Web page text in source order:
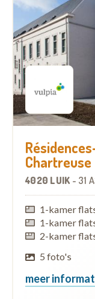
Chartreuse
4020 LUIK - 31
1-kamer
1-kamer
2-kamer
5 foto's
meer